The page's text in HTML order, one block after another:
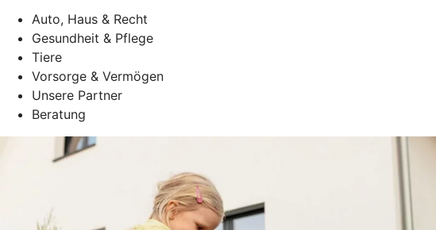
Auto, Haus & Recht
Gesundheit & Pflege
Tiere
Vorsorge & Vermögen
Unsere Partner
Beratung